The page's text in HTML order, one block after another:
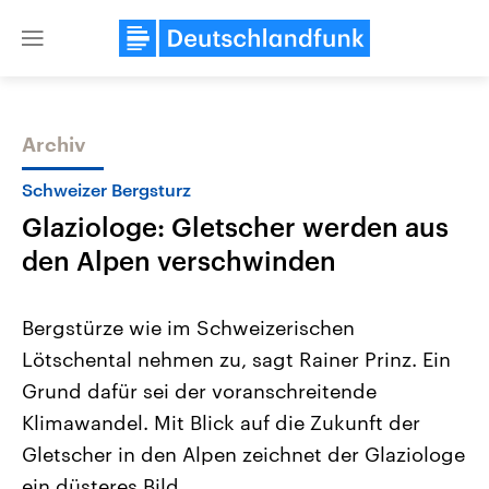
Close
Themen
Landtagswahl Sachsen-Anhalt
2026
Alle Informationen
Sachsen-Anhalt wählt am 6.
September 2026 einen neuen
Landtag. Seit 2021 wird das
Bundesland von einer Koalition aus
USA
Aktuelle Beiträge,
Hintergründe
Wirtschaftlich und
gehören die Vereinigten
den mächtigsten Ländern
Archiv
Schweizer Bergsturz
Glaziologe: Gletscher werden aus
den Alpen verschwinden
Bergstürze wie im Schweizerischen
Lötschental nehmen zu, sagt Rainer Prinz. Ein
Grund dafür sei der voranschreitende
Klimawandel. Mit Blick auf die Zukunft der
Gletscher in den Alpen zeichnet der Glaziologe